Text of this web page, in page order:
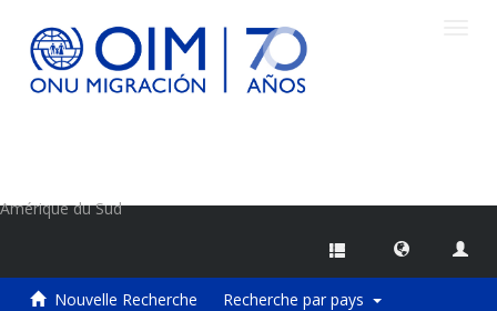
Amérique du Sud
Nouvelle Recherche Recherche par pays